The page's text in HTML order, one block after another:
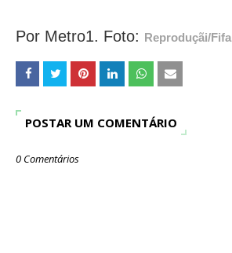
Por Metro1. Foto: Reproduçãi/Fifa
POSTAR UM COMENTÁRIO
0 Comentários